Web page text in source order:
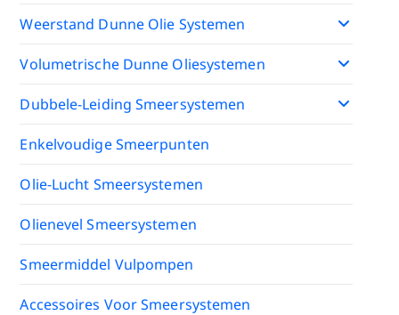
Weerstand Dunne Olie Systemen
Volumetrische Dunne Oliesystemen
Dubbele-Leiding Smeersystemen
Enkelvoudige Smeerpunten
Olie-Lucht Smeersystemen
Olienevel Smeersystemen
Smeermiddel Vulpompen
Accessoires Voor Smeersystemen